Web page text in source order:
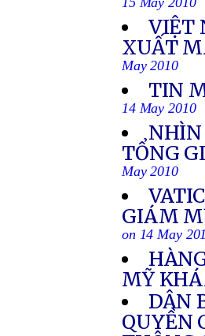
15 May 2010
VIỆT
XUẤT
May 2010
TIN
14 May 2010
NHÌN
TỔNG
May 2010
GIÁM
on 14 May
MỸ
DÂN
QUYỀN